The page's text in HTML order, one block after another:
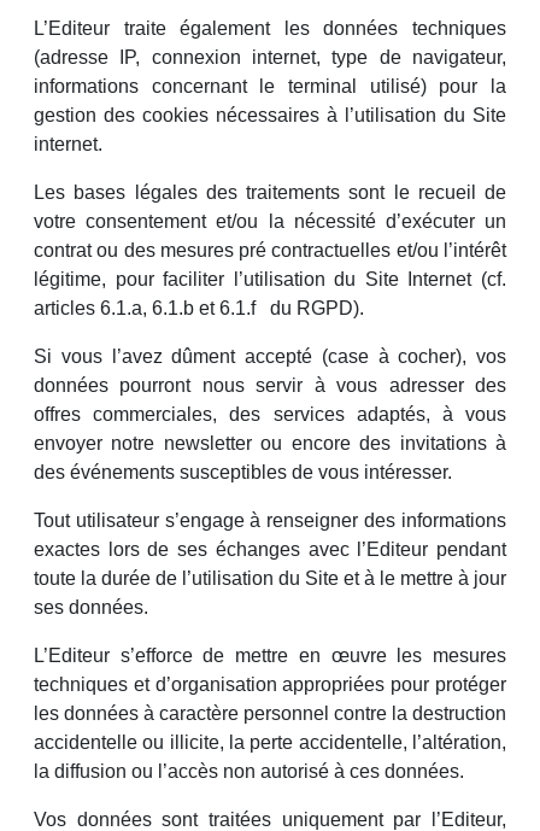
L’Editeur traite également les données techniques
(adresse IP, connexion internet, type de navigateur,
informations concernant le terminal utilisé) pour la
gestion des cookies nécessaires à l’utilisation du Site
internet.
Les bases légales des traitements sont le recueil de
votre consentement et/ou la nécessité d’exécuter un
contrat ou des mesures pré contractuelles et/ou l’intérêt
légitime, pour faciliter l’utilisation du Site Internet (cf.
articles 6.1.a, 6.1.b et 6.1.f du RGPD).
Si vous l’avez dûment accepté (case à cocher), vos
données pourront nous servir à vous adresser des
offres commerciales, des services adaptés, à vous
envoyer notre newsletter ou encore des invitations à
des événements susceptibles de vous intéresser.
Tout utilisateur s’engage à renseigner des informations
exactes lors de ses échanges avec l’Editeur pendant
toute la durée de l’utilisation du Site et à le mettre à jour
ses données.
L’Editeur s’efforce de mettre en œuvre les mesures
techniques et d’organisation appropriées pour protéger
les données à caractère personnel contre la destruction
accidentelle ou illicite, la perte accidentelle, l’altération,
la diffusion ou l’accès non autorisé à ces données.
Vos données sont traitées uniquement par l’Editeur,